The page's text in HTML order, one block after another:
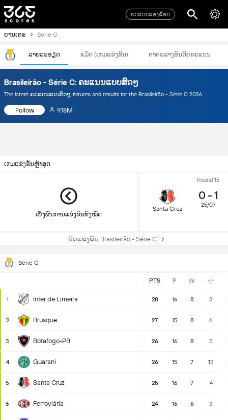
ຄະແນນຂອງຂ້ອຍ
ບານເຕະ Serie C
ລາຍລະອຽດ ແມັດ (ເກມແຂ່ງຂັນ) ຕາຕະລາງອັນດັບຄະແນນ
Brasileirão - Série C: ຄະແນນແບບສົດໆ
The latest ຄະແນນແບບສົດໆ, fixtures and results for the Brasileirão - Série C 2026
Follow 9.18M
ເກມແຂ່ງຂັນຫຼ້າສຸດ
ເບິ່ງຜົນການແຂ່ງຂັນທັງໝົດ
Round 15
Santa Cruz
0- 1
25/07
ນັດແຂ່ງຂັນ Brasileirão - Série C
Serie C
PTS P W +/-
1 Inter de Limeira 28 16 8 3
2 Brusque 27 15 8 6
3 Botafogo-PB 26 16 8 5
4 Guarani 26 15 7 13
5 Santa Cruz 25 16 7 4
6 Ferroviária 24 16 6 3